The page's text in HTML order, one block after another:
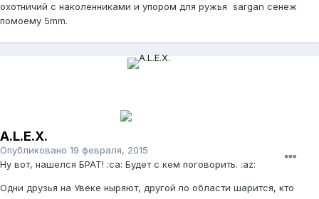
охотничий с наколенниками и упором для ружья sargan сенеж
помоему 5mm.
A.L.E.X.
Опубликовано 19 февраля, 2015
Ну вот, нашелся БРАТ! :ca: Будет с кем поговорить. :az:
Одни друзья на Увеке ныряют, другой по области шарится, кто